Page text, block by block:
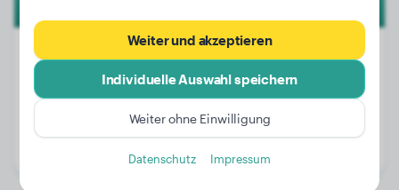
Gewicht:
19 kg
2 Jahre, 4 Monate
Weiter und akzeptieren
Individuelle Auswahl speichern
Weiter ohne Einwilligung
Datenschutz Impressum